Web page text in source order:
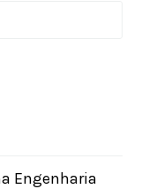
Engenharia